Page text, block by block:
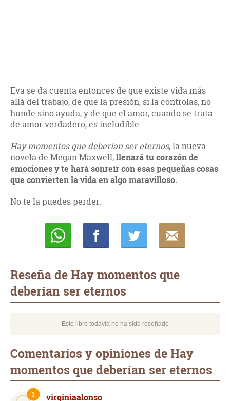
Eva se da cuenta entonces de que existe vida más
allá del trabajo, de que la presión, si la controlas, no
hunde sino ayuda, y de que el amor, cuando se trata
de amor verdadero, es ineludible.
Hay momentos que deberían ser eternos, la nueva
novela de Megan Maxwell,llenará tu corazón de
emociones y te hará sonreír con esas pequeñas cosas
que convierten la vida en algo maravilloso.
No te la puedes perder.
Reseña de Hay momentos que
deberían ser eternos
Este libro todavía no ha sido reseñado
Comentarios y opiniones de Hay
momentos que deberían ser eternos
virginiaalonso
1